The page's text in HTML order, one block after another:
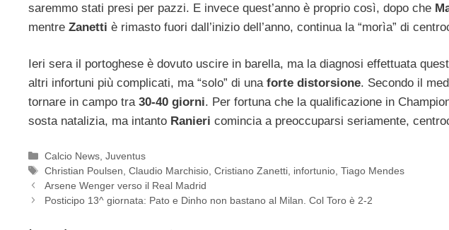
saremmo stati presi per pazzi. E invece quest’anno è proprio così, dopo che
mentre Zanetti è rimasto fuori dall’inizio dell’anno, continua la “morìa” di
Ieri sera il portoghese è dovuto uscire in barella, ma la diagnosi effettuata
altri infortuni più complicati, ma “solo” di una forte distorsione. Secondo il
tornare in campo tra 30-40 giorni. Per fortuna che la qualificazione in
sosta natalizia, ma intanto Ranieri comincia a preoccuparsi seriamente,
Categorie
Calcio News ,Juventus
Tag
Christian Poulsen ,Claudio Marchisio ,Cristiano Zanetti infortunio ,Tiago Mendes
Arsene Wenger verso il Real Madrid
Posticipo 13^ giornata: Pato e Dinho non bastano al Milan. Col Toro è 2-2